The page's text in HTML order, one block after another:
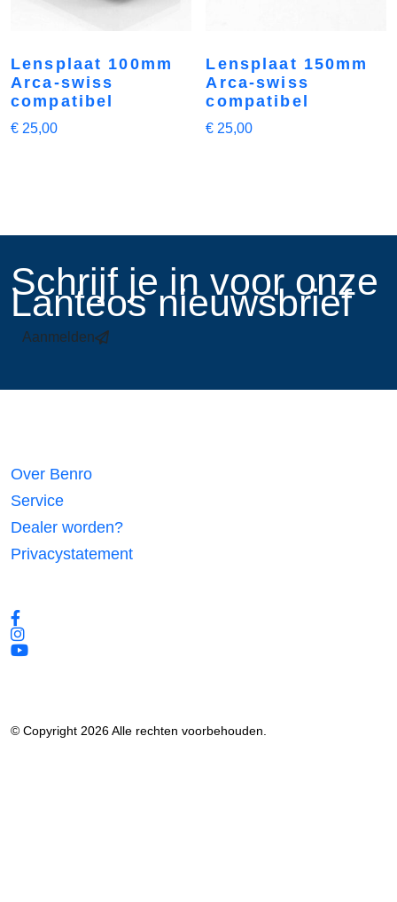
Lensplaat 100mm
Arca-swiss
compatibel
€ 25,00
Lensplaat 150mm
Arca-swiss
compatibel
€ 25,00
​Schrijf je in voor onze
Lanteos nieuwsbrief
Aanmelden
Over Benro
Service
Dealer worden?
Privacystatement
© Copyright 2026 Alle rechten voorbehouden.